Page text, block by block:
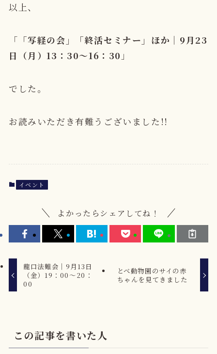
以上、
「 「写経の会」「終活セミナー」ほか｜9月23
日（月）13：30～16：30 」
でした。
お読みいただき有難うございました!!
イベント
よかったらシェアしてね！
龍口法難会｜9月13日
（金）19：00～20：
00
とべ動物園のサイの赤
ちゃんを見てきました
この記事を書いた人